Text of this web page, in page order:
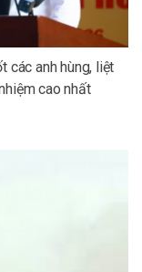
các anh hùng, liệt
cao nhất